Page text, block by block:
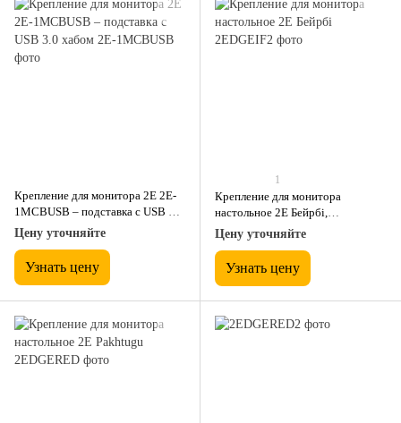
Крепление для монитора 2E 2E-
1MCBUSB – подставка с USB 3.0
хабом, Настольные, 75x75 мм, 1
экран, До 20 кг
Цену уточняйте
Узнать цену
1
Крепление для монитора
настольное 2Е Бейрбі,
Настольные, 100x100 мм, 2
экрана, До 20 кг
Цену уточняйте
Узнать цену